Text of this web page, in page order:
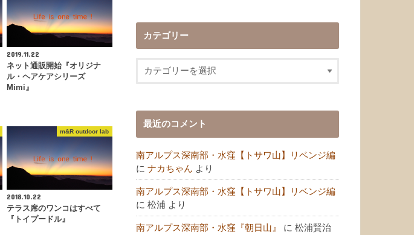
2019.11.22
ネット通販開始『オリジナ
ル・ヘアケアシリーズ
Mimi』
m&R outdoor lab
2018.10.22
テラス席のワンコはすべて
『トイプードル』
カテゴリー
最近のコメント
南アルプス深南部・水窪【トサワ山】リベンジ編
に ナカちゃん より
南アルプス深南部・水窪【トサワ山】リベンジ編
に 松浦 より
南アルプス深南部・水窪『朝日山』 に 松浦賢治